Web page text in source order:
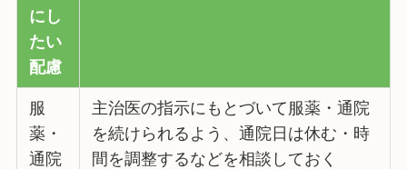
にし
たい
配慮
服
薬・
通院
主治医の指示にもとづいて服薬・通院
を続けられるよう、通院日は休む・時
間を調整するなどを相談しておく